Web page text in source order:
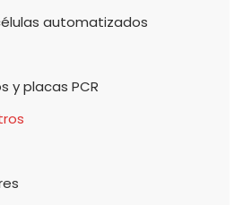
automatizados
y placas PCR